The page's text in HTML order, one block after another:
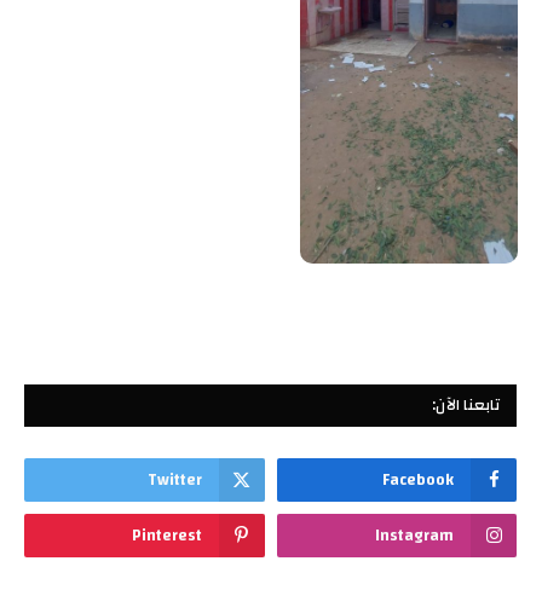
تابعنا الآن:
Facebook
Twitter
Instagram
Pinterest